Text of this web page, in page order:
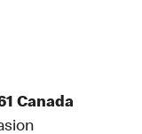
Canada